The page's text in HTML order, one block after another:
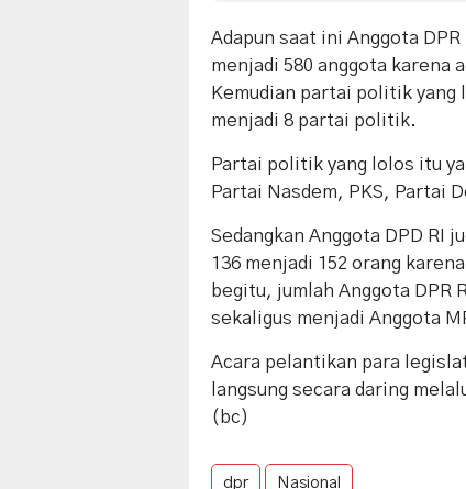
Adapun saat ini Anggota
menjadi 580 anggota karena
Kemudian partai politik yang
menjadi 8 partai politik.
Partai politik yang lolos itu
Partai Nasdem, PKS, Partai
Sedangkan Anggota DPD RI
136 menjadi 152 orang
begitu, jumlah Anggota DPR
sekaligus menjadi Anggota
Acara pelantikan para
langsung secara daring
(bc)
dpr Nasional